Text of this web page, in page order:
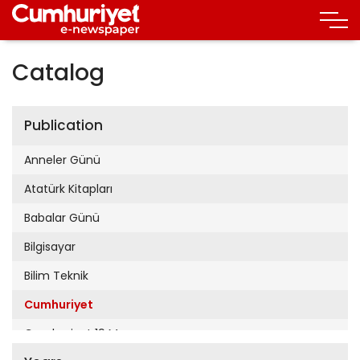
Catalog
Publication
Anneler Günü
Atatürk Kitapları
Babalar Günü
Bilgisayar
Bilim Teknik
Cumhuriyet
Cumhuriyet 19 Mayıs